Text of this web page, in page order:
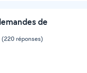
de
(220 réponses)